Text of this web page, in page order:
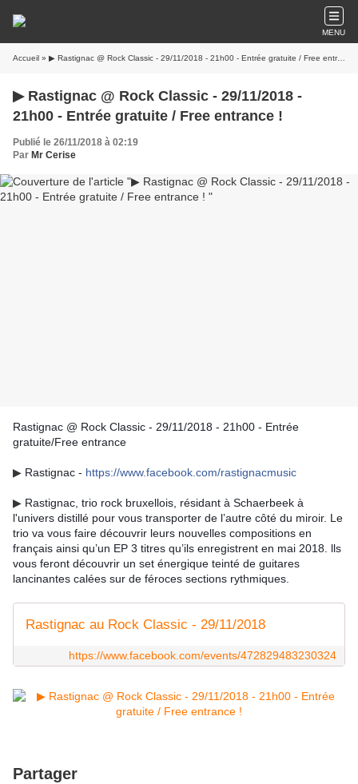
MENU
Accueil » ▶ Rastignac @ Rock Classic - 29/11/2018 - 21h00 - Entrée gratuite / Free entrance !
▶ Rastignac @ Rock Classic - 29/11/2018 -
21h00 - Entrée gratuite / Free entrance !
Publié le 26/11/2018 à 02:19
Par Mr Cerise
Rastignac @ Rock Classic - 29/11/2018 - 21h00 - Entrée
gratuite/Free entrance
▶ Rastignac - https://www.facebook.com/rastignacmusic
▶ Rastignac, trio rock bruxellois, résidant à Schaerbeek à
l'univers distillé pour vous transporter de l’autre côté du miroir. Le
trio va vous faire découvrir leurs nouvelles compositions en
français ainsi qu’un EP 3 titres qu’ils enregistrent en mai 2018. lls
vous feront découvrir un set énergique teinté de guitares
lancinantes calées sur de féroces sections rythmiques.
Rastignac au Rock Classic - 29/11/2018
https://www.facebook.com/events/472829483230324
Partager